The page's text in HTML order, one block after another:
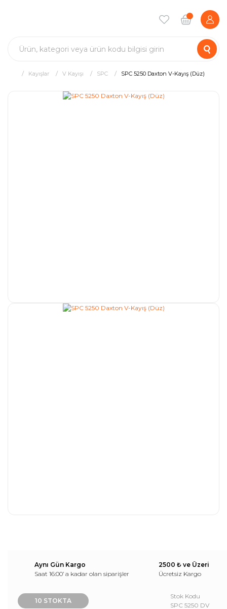
Kayışlar V Kayışı SPC SPC 5250 Daxton V-Kayış (Düz)
Aynı Gün Kargo
Saat 16:00’ a kadar olan siparişler
2500 ₺ ve Üzeri
Ücretsiz Kargo
10 STOKTA
Stok Kodu
SPC 5250 DV